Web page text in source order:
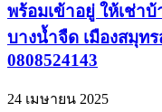
พร้อมเข้าอยู่ ให้เช่า
บางน้ำจืด เมืองสมุท
0808524143
24 เมษายน 2025